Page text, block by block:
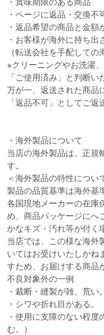
・賞味期限のある商品
・ページに返品・交換不
・返品希望の商品と金額
・お客様が海外に持ち
（転送会社を手配しての
※クリーニングやお洗濯
「ご使用済み」と判断い
万が一、返送された商品
「返品不可」としてご返
・海外製品について
当店の海外製品は、正規
す。
＜海外製品の特性につい
製品の品質基準は海外基
各国現地メーカーの在庫
め、商品パッケージにへ
かなキズ・汚れ等が付く
当店では、この様な海外
いてはお受けいたしかね
すため、お届けする商品
不良対象外の一例
・裁断・縫製が雑、荒い
・シワや折れ目がある。
・使用に支障のない程
む。）